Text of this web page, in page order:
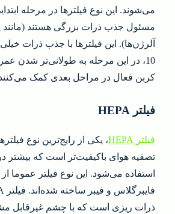
می‌شوند. این نوع فیلترها در مرحله
مسئول جذب ذرات بزرگی هستند (مانند
کربن فعال در مراحل بعدی کمک
فیلتر HEPA
فیلتر HEPA
، یکی از رایج‌ترین نوع
تصفیه هوای باکیفیت‌تر است که بیشتر
استفاده می‌شود. این نوع فیلتر عموما از
ذرات ریزی است که با چشم غیرقابل